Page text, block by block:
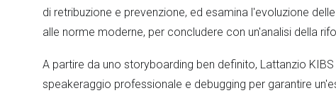
di retribuzione e prevenzione, ed esamina l'evoluzione
alle norme moderne, per concludere con un'analisi della
A partire da uno storyboarding ben definito, Lattanzio
speakeraggio professionale e debugging per garantire